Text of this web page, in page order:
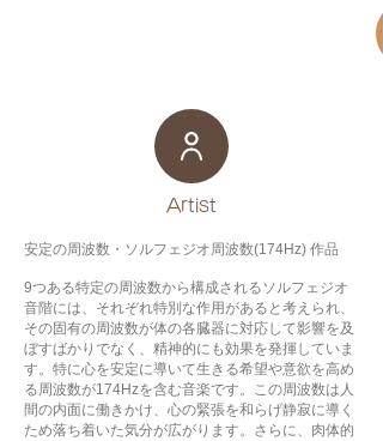
​Artist
安定の周波数・ソルフェジオ周波数(174Hz) 作品
9つある特定の周波数から構成されるソルフェジオ
音階には、それぞれ特別な作用があると考えられ、
その固有の周波数が体の各臓器に対応して影響を及
ぼすばかりでなく、精神的にも効果を発揮していま
す。特に心を安定に導いて生きる希望や意欲を高め
る周波数が174Hzを含む音楽です。この周波数は人
間の内面に働きかけ、心の緊張を和らげ静寂に導く
ため落ち着いた気分が広がります。さらに、肉体的